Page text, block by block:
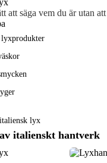
att säga vem du är utan
lyx
italienskt hantverk